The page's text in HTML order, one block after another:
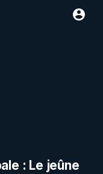
: Le jeûne